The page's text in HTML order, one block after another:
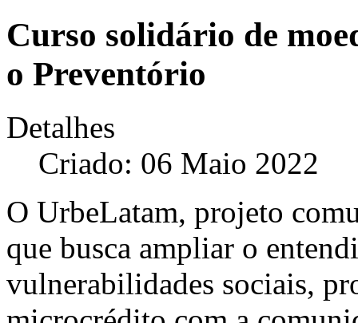
Curso solidário de
o Preventório
Detalhes
Criado: 06 Maio 2022
O UrbeLatam, projeto
que busca ampliar o
vulnerabilidades sociais,